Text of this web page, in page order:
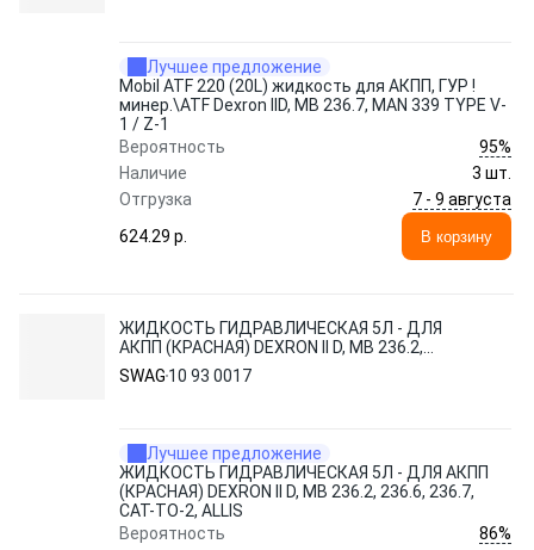
Лучшее предложение
Mobil ATF 220 (20L) жидкость для АКПП, ГУР !
минер.\ATF Dexron IID, MB 236.7, MAN 339 TYPE V-
1 / Z-1
Вероятность
95%
Наличие
3 шт.
Отгрузка
7 - 9 августа
624.29 p.
В корзину
ЖИДКОСТЬ ГИДРАВЛИЧЕСКАЯ 5Л - ДЛЯ
АКПП (КРАСНАЯ) DEXRON II D, MB 236.2,
236.6, 236.7, CAT-TO-2, ALLIS
SWAG 10 93 0017
Лучшее предложение
ЖИДКОСТЬ ГИДРАВЛИЧЕСКАЯ 5Л - ДЛЯ АКПП
(КРАСНАЯ) DEXRON II D, MB 236.2, 236.6, 236.7,
CAT-TO-2, ALLIS
Вероятность
86%